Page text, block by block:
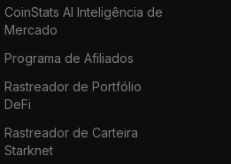
CoinStats AI Inteligência de
Mercado
Programa de Afiliados
Rastreador de Portfólio
DeFi
Rastreador de Carteira
Starknet